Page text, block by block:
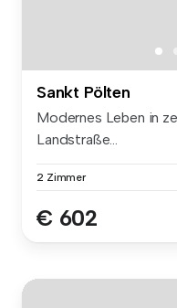
Sankt Pölten
Modernes Leben in
Landstraße...
2 Zimmer
€ 602